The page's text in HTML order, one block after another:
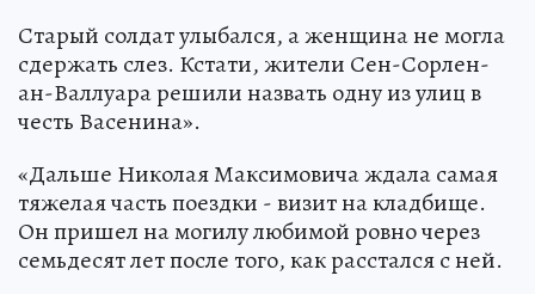
Старый солдат улыбался, а женщина не могла
сдержать слез. Кстати, жители Сен-Сорлен-
ан-Валлуара решили назвать одну из улиц в
честь Васенина».
«Дальше Николая Максимовича ждала самая
тяжелая часть поездки - визит на кладбище.
Он пришел на могилу любимой ровно через
семьдесят лет после того, как расстался с ней.